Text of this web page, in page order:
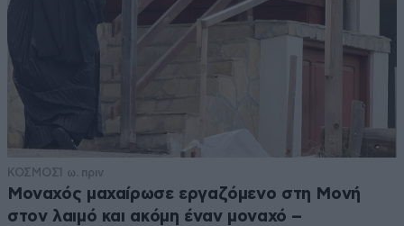
ΚΟΣΜΟΣ1 ω. πριν
Μοναχός μαχαίρωσε εργαζόμενο στη Μονή
στον λαιμό και ακόμη έναν μοναχό –